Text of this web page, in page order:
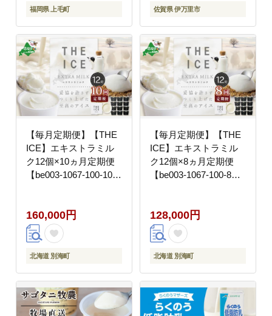
福岡県 上毛町 佐賀県 伊万里市
【毎月定期便】【THE
ICE】エキストラミル
ク12個×10ヵ月定期便
【be003-1067-100-10】
160,000円
北海道 別海町
【毎月定期便】【THE
ICE】エキストラミル
ク12個×8ヵ月定期便
【be003-1067-100-8】(
128,000円
北海道 別海町